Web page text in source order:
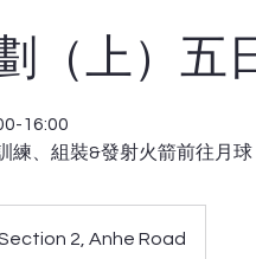
（上）五
16:00
練、組裝&發射火箭前往月球
2, Anhe Road